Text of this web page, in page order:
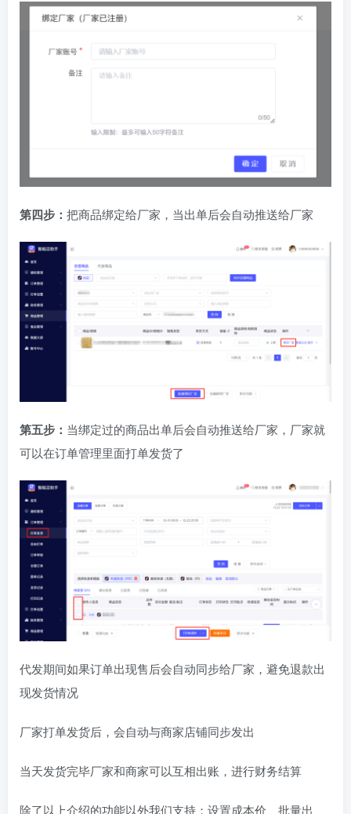
第四步： 把商品绑定给厂家，当出单后会自动推送给厂家
第五步： 当绑定过的商品出单后会自动推送给厂家，厂家就
可以在订单管理里面打单发货了
代发期间如果订单出现售后会自动同步给厂家，避免退款出
现发货情况
厂家打单发货后，会自动与商家店铺同步发出
当天发货完毕厂家和商家可以互相出账，进行财务结算
除了以上介绍的功能以外我们支持：设置成本价、批量出